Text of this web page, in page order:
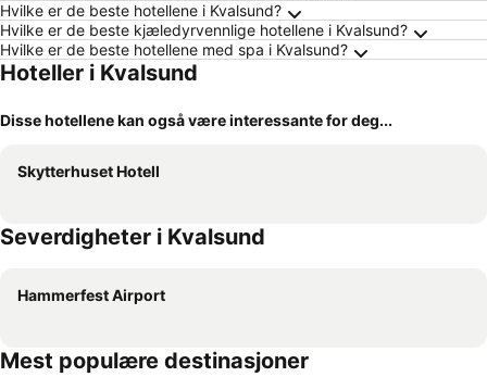
Hvilke er de beste hotellene i Kvalsund?
Hvilke er de beste kjæledyrvennlige hotellene i Kvalsund?
Hvilke er de beste hotellene med spa i Kvalsund?
Hoteller i Kvalsund
Disse hotellene kan også være interessante for deg...
Skytterhuset Hotell
Severdigheter i Kvalsund
Hammerfest Airport
Mest populære destinasjoner